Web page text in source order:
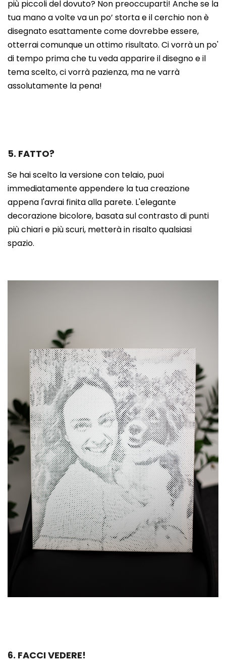
più piccoli del dovuto? Non preoccuparti! Anche se la
tua mano a volte va un po’ storta e il cerchio non è
disegnato esattamente come dovrebbe essere,
otterrai comunque un ottimo risultato. Ci vorrà un po'
di tempo prima che tu veda apparire il disegno e il
tema scelto, ci vorrà pazienza, ma ne varrà
assolutamente la pena!
5. FATTO?
Se hai scelto la versione con telaio, puoi
immediatamente appendere la tua creazione
appena l'avrai finita alla parete. L'elegante
decorazione bicolore, basata sul contrasto di punti
più chiari e più scuri, metterà in risalto qualsiasi
spazio.
6. FACCI VEDERE!